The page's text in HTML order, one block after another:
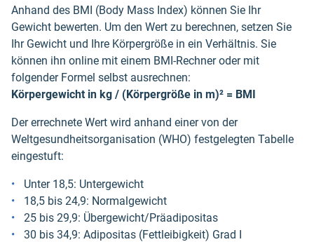
Anhand des BMI (Body Mass Index) können Sie Ihr
Gewicht bewerten. Um den Wert zu berechnen, setzen Sie
Ihr Gewicht und Ihre Körpergröße in ein Verhältnis. Sie
können ihn online mit einem BMI-Rechner oder mit
folgender Formel selbst ausrechnen:
Körpergewicht in kg / (Körpergröße in m)² = BMI
Der errechnete Wert wird anhand einer von der
Weltgesundheitsorganisation (WHO) festgelegten Tabelle
eingestuft:
Unter 18,5: Untergewicht
18,5 bis 24,9: Normalgewicht
25 bis 29,9: Übergewicht/Präadipositas
30 bis 34,9: Adipositas (Fettleibigkeit) Grad I